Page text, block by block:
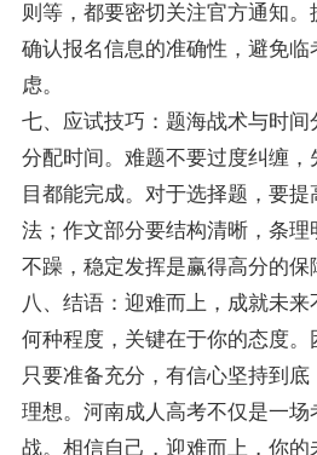
则等，都要密切关注官方通知。
确认报名信息的准确性，避免
虑。
七、应试技巧：题海战术与时
分配时间。难题不要过度纠缠
目都能完成。对于选择题，要
法；作文部分要结构清晰，条
不躁，稳定发挥是赢得高分的保
八、结语：迎难而上，成就未来
何种程度，关键在于你的态度。
只要准备充分，有信心坚持到
理想。河南成人高考不仅是一
战。相信自己，迎难而上，你